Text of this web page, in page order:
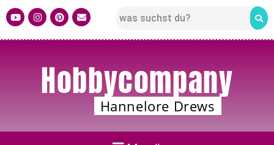
Hobbycompany
Hannelore Drews